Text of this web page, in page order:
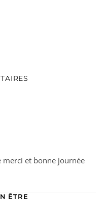
merci et bonne journée
ÊTRE